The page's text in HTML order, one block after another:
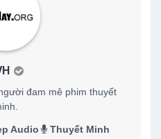
đam mê phim thuyết
Audio Thuyết Minh